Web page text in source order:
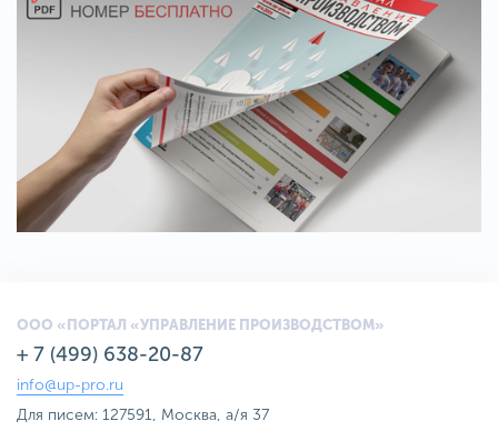
ООО «ПОРТАЛ «УПРАВЛЕНИЕ ПРОИЗВОДСТВОМ»
+ 7 (499) 638-20-87
info@up-pro.ru
Для писем: 127591, Москва, а/я 37